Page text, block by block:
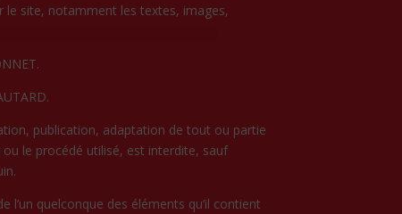
le site, notamment les textes, images,
.
.
publication, adaptation de tout ou partie
le procédé utilisé, est interdite, sauf
quelconque des éléments qu’il contient